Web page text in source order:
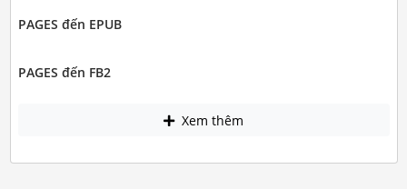
PAGES đến EPUB
PAGES đến FB2
Xem thêm